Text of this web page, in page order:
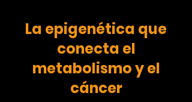
La epigenética que
conecta el
metabolismo y el
cáncer